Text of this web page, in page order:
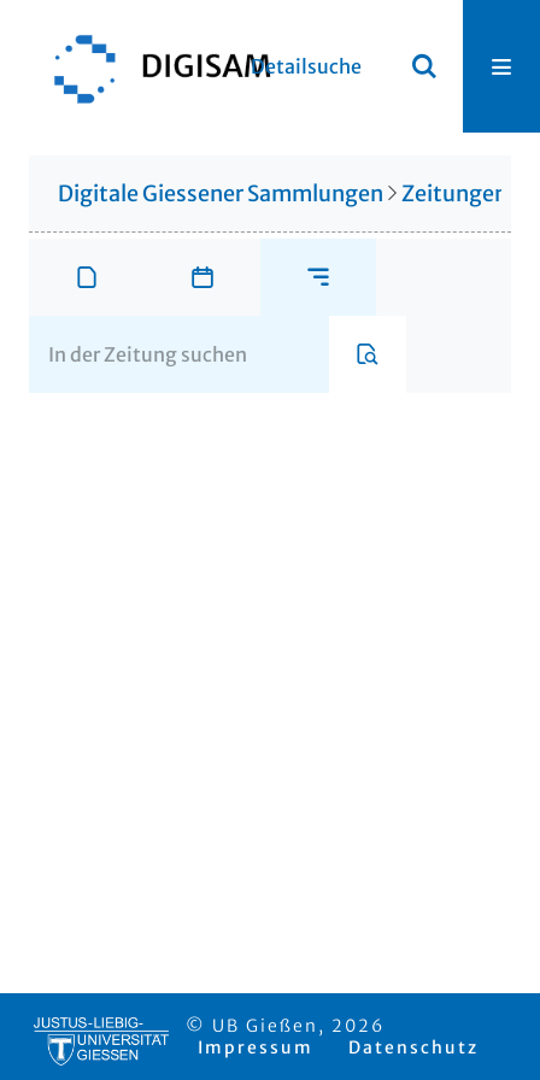
Detailsuche
Digitale Giessener Sammlungen Zeitungen
© UB Gießen, 2026
Impressum
Datenschutz